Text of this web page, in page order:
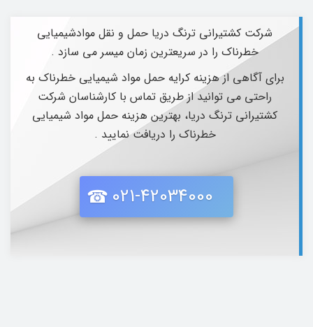
شرکت کشتیرانی ترنگ دریا حمل و نقل موادشیمیایی
خطرناک را در سریعترین زمان میسر می سازد .
برای آگاهی از هزینه کرایه حمل مواد شیمیایی خطرناک به
راحتی می توانید از طریق تماس با کارشناسان شرکت
کشتیرانی ترنگ دریا، بهترین هزینه حمل مواد شیمیایی
خطرناک را دریافت نمایید .
021-42034000